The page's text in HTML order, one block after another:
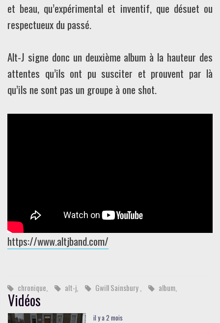
et beau, qu’expérimental et inventif, que désuet ou
respectueux du passé.
Alt-J signe donc un deuxième album à la hauteur des
attentes qu’ils ont pu susciter et prouvent par là
qu’ils ne sont pas un groupe à one shot.
https://www.altjband.com/
chronique, alt-j, Gwill Sainsbury , album,
Vidéos
il y a 2 mois